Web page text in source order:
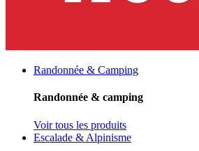
Randonnée & Camping
Randonnée & camping
Voir tous les produits
Escalade & Alpinisme